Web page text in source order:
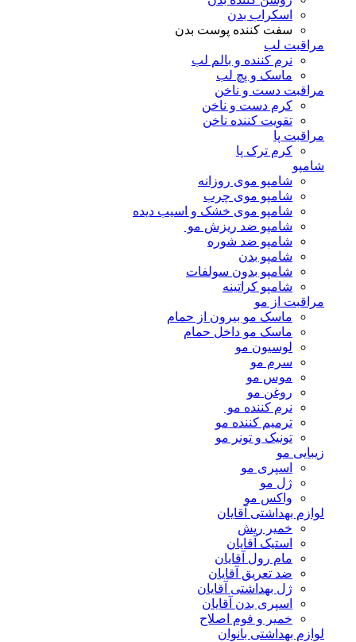
اسکراب بدن
سفت کننده پوست بدن
مراقبت لب
نرم کننده و بالم لب
ماسک و پچ لب
مراقبت دست و ناخن
کرم دست و ناخن
تقویت کننده ناخن
مراقبت پا
کرم ترک پا
شامپو
شامپو موی روزانه
شامپو موی چرب
شامپو موی خشک و اسیب دیده
شامپو ضد ریزش مو
شامپو ضد شوره
شامپو بدن
شامپو بدون سولفات
شامپو کراتینه
مراقبت از مو
ماسک مو بیرون از حمام
ماسک مو داخل حمام
لوسیون مو
سرم مو
موس مو
روغن مو
نرم کننده مو
ترمیم کننده مو
تونیک و تونر مو
زیبایی مو
اسپری مو
ژل مو
واکس مو
لوازم بهداشتی آقایان
خمیر ریش
استیک آقایان
مام رول آقایان
ضد تعریق آقایان
ژل بهداشتی آقایان
اسپری بدن آقایان
خمیر و فوم اصلاح
لوازم بهداشتی بانوان